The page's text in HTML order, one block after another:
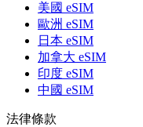
美國 eSIM
歐洲 eSIM
日本 eSIM
加拿大 eSIM
印度 eSIM
中國 eSIM
法律條款